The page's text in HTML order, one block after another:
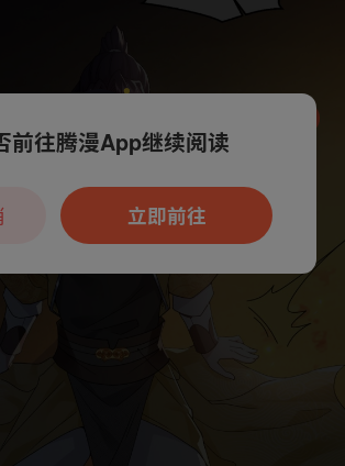
仅支持App阅读，可打开App新用
户7天免费看
前往腾漫App继续阅读
立即前往